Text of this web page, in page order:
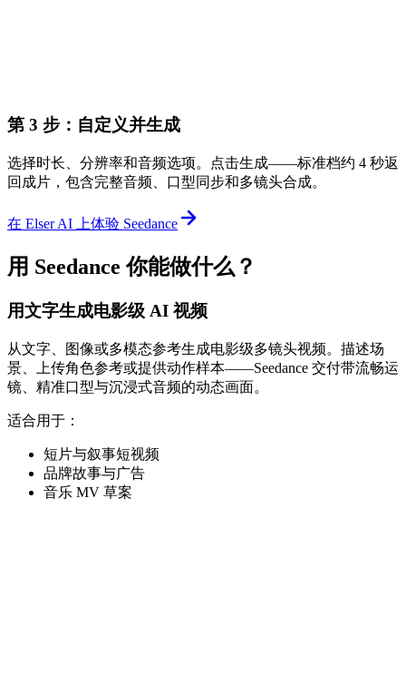
第 3 步：自定义并生成
选择时长、分辨率和音频选项。点击生成——标准档约 4 秒返
回成片，包含完整音频、口型同步和多镜头合成。
在 Elser AI 上体验 Seedance
用 Seedance 你能做什么？
用文字生成电影级 AI 视频
从文字、图像或多模态参考生成电影级多镜头视频。描述场
景、上传角色参考或提供动作样本——Seedance 交付带流畅运
镜、精准口型与沉浸式音频的动态画面。
适合用于：
短片与叙事短视频
品牌故事与广告
音乐 MV 草案